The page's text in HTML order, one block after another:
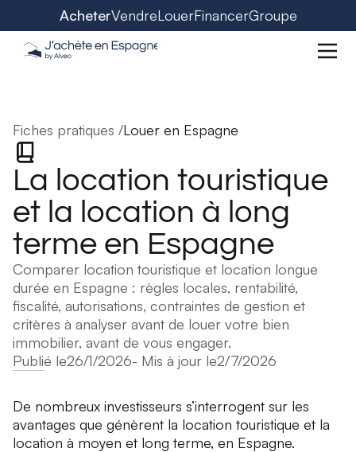
AcheterVendreLouerFinancerGroupe
Fiches pratiques /Louer en Espagne
La location touristique
et la location à long
terme en Espagne
Comparer location touristique et location longue
durée en Espagne : règles locales, rentabilité,
fiscalité, autorisations, contraintes de gestion et
critères à analyser avant de louer votre bien
immobilier, avant de vous engager.
Publié le26/1/2026- Mis à jour le2/7/2026
De nombreux investisseurs s’interrogent sur les
avantages que génèrent la location touristique et la
location à moyen et long terme, en Espagne.